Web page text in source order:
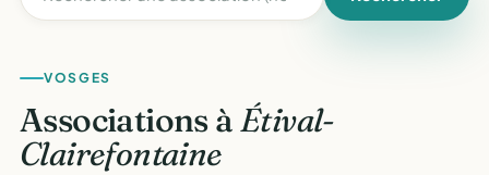
VOSGES
Associations àÉtival-
Clairefontaine